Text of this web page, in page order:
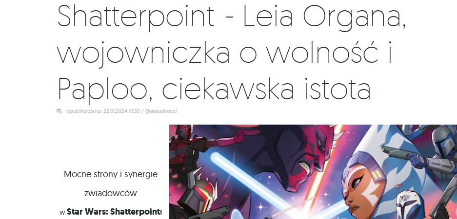
Shatterpoint - Leia Organa,
wojowniczka o wolność i
Paploo, ciekawska istota
opublikowano: 22.01.2024 10:30 / @aktualnosci
Mocne strony i synergie
zwiadowców
wStarWars: Shatterpoint!